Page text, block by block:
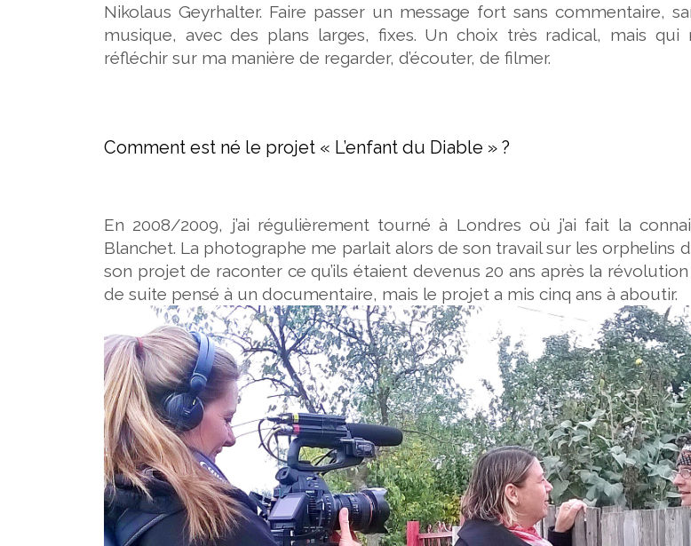
Nikolaus Geyrhalter. Faire passer un message fort sans commentaire,
musique, avec des plans larges, fixes. Un choix très radical, mais qui
réfléchir sur ma manière de regarder, d’écouter, de filmer.
Comment est né le projet « L’enfant du Diable » ?
En 2008/2009, j’ai régulièrement tourné à Londres où j’ai fait la
Blanchet. La photographe me parlait alors de son travail sur les orphelins
son projet de raconter ce qu’ils étaient devenus 20 ans après la révolution
de suite pensé à un documentaire, mais le projet a mis cinq ans à aboutir.